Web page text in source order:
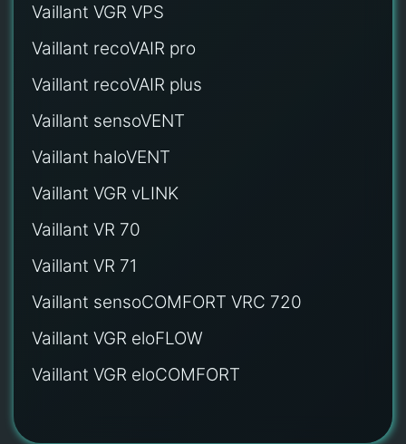
Vaillant VGR VPS
Vaillant recoVAIR pro
Vaillant recoVAIR plus
Vaillant sensoVENT
Vaillant haloVENT
Vaillant VGR vLINK
Vaillant VR 70
Vaillant VR 71
Vaillant sensoCOMFORT VRC 720
Vaillant VGR eloFLOW
Vaillant VGR eloCOMFORT